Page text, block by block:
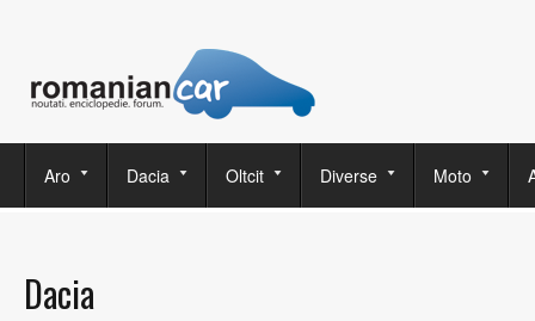
Aro Dacia Oltcit Diverse Moto
Dacia